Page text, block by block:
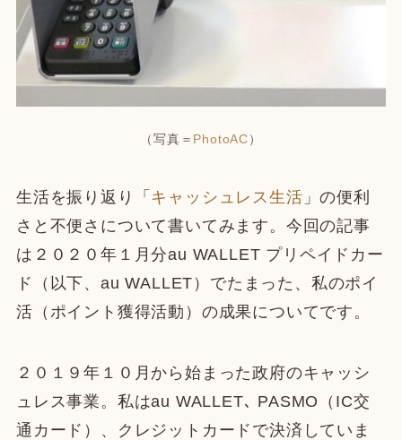
（写真＝ PhotoAC）
生活を振り返り「 キャッシュレス生活 」の便利
さと不便さについて書いてみます。今回の記事
は２０２０年１月分au WALLET プリペイドカー
ド（以下、au WALLET）でたまった、私のポイ
活（ポイント獲得活動）の成果についてです。
２０１９年１０月から始まった政府のキャッシ
ュレス事業。私はau WALLET､ PASMO（IC交
通カード）、クレジットカードで決済していま